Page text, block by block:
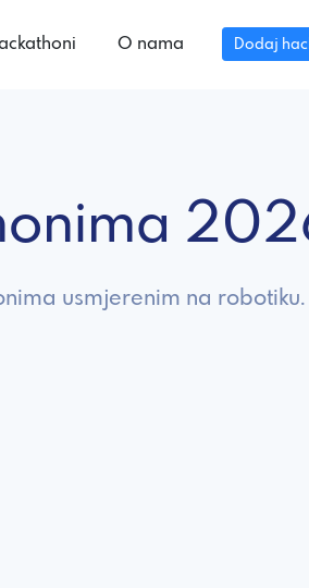
O nama Dodaj
usmjerenim na robotiku.